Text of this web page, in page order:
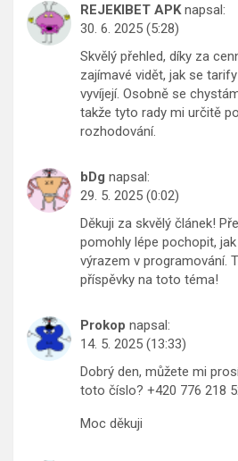
REJEKIBET APK napsal:
30. 6. 2025 (5:28)
Skvělý přehled, díky za
zajímavé vidět, jak se
vyvíjejí. Osobně se
takže tyto rady mi určitě
rozhodování.
bDg napsal:
29. 5. 2025 (0:02)
Děkuji za skvělý článek!
pomohly lépe pochopit,
výrazem v programování.
příspěvky na toto téma!
Prokop napsal:
14. 5. 2025 (13:33)
Dobrý den, můžete mi
toto číslo? +420 776 218
Moc děkuji